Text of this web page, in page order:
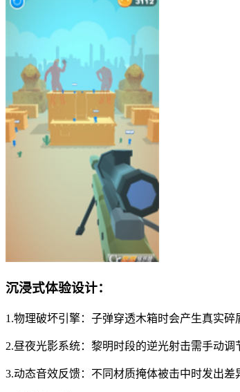
沉浸式体验设计：
1.物理破坏引擎：子弹穿透木箱时会产生真实
2.昼夜光影系统：黎明时段的逆光射击需手动
3.动态音效反馈：不同材质掩体被击中时发出